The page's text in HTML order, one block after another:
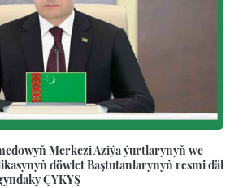
Merkezi Aziýa ýurtlarynyň we
döwlet Baştutanlarynyň resmi däl
ÇYKYŞ